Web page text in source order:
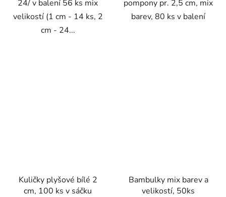
24/ v balení 56 ks mix
velikostí (1 cm - 14 ks, 2
cm - 24...
pompony pr. 2,5 cm, mix
barev, 80 ks v balení
Kuličky plyšové bílé 2
cm, 100 ks v sáčku
Bambulky mix barev a
velikostí, 50ks